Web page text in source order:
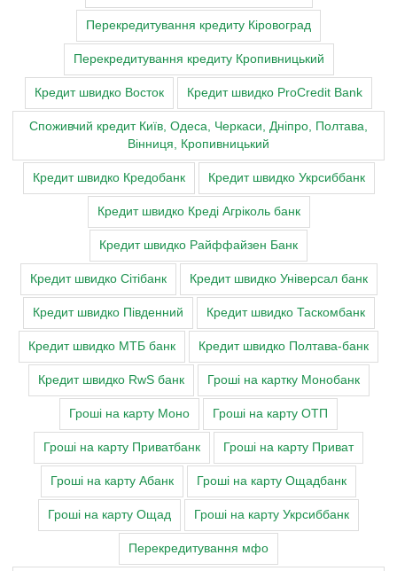
Перекредитування кредиту Кіровоград
Перекредитування кредиту Кропивницький
Кредит швидко Восток Кредит швидко ProCredit Bank
Cпоживчий кредит Київ, Одеса, Черкаси, Дніпро, Полтава,
Вінниця, Кропивницький
Кредит швидко Кредобанк Кредит швидко Укрсиббанк
Кредит швидко Креді Агріколь банк
Кредит швидко Райффайзен Банк
Кредит швидко Сітібанк Кредит швидко Універсал банк
Кредит швидко Південний Кредит швидко Таскомбанк
Кредит швидко МТБ банк Кредит швидко Полтава-банк
Кредит швидко RwS банк Гроші на картку Монобанк
Гроші на карту Моно Гроші на карту ОТП
Гроші на карту Приватбанк Гроші на карту Приват
Гроші на карту Абанк Гроші на карту Ощадбанк
Гроші на карту Ощад Гроші на карту Укрсиббанк
Перекредитування мфо